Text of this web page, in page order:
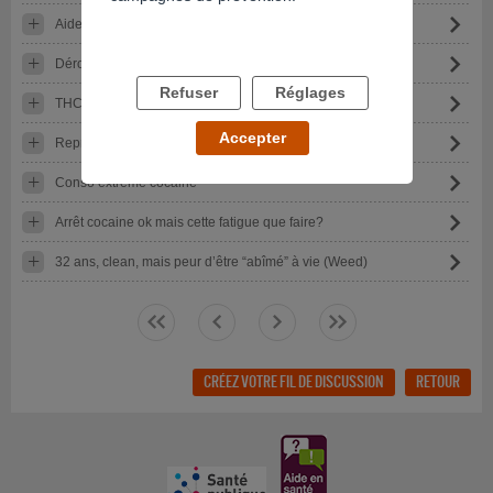
Aide svp
Déroulement commission médicale THC
THC COOH avant visite médicale
Reprise et honte
Conso extrême cocaine
Arrêt cocaine ok mais cette fatigue que faire?
32 ans, clean, mais peur d’être “abîmé” à vie (Weed)
<< < > >>
CRÉEZ VOTRE FIL DE DISCUSSION RETOUR
Refuser Réglages
Accepter